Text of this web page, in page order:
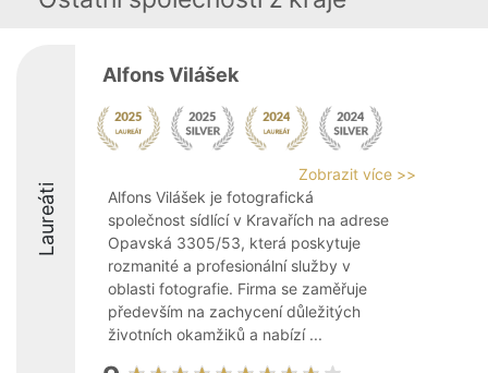
Laureáti
Alfons Vilášek
Zobrazit více >>
Alfons Vilášek je fotografická
společnost sídlící v Kravařích na adrese
Opavská 3305/53, která poskytuje
rozmanité a profesionální služby v
oblasti fotografie. Firma se zaměřuje
především na zachycení důležitých
životních okamžiků a nabízí ...